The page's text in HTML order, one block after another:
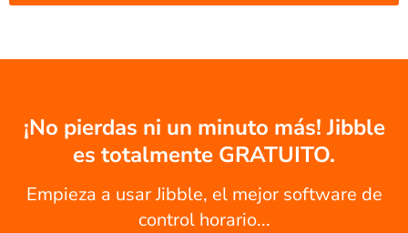
¡No pierdas ni un minuto más! Jibble
es totalmente GRATUITO.
Empieza a usar Jibble, el mejor software de
control horario...